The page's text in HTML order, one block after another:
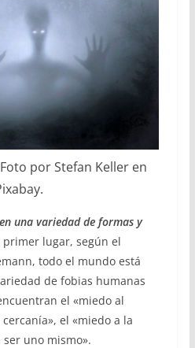
por Stefan Keller en
una variedad de formas y
primer lugar, según el
todo el mundo está
de fobias humanas
el «miedo al
el «miedo a la
uno mismo».